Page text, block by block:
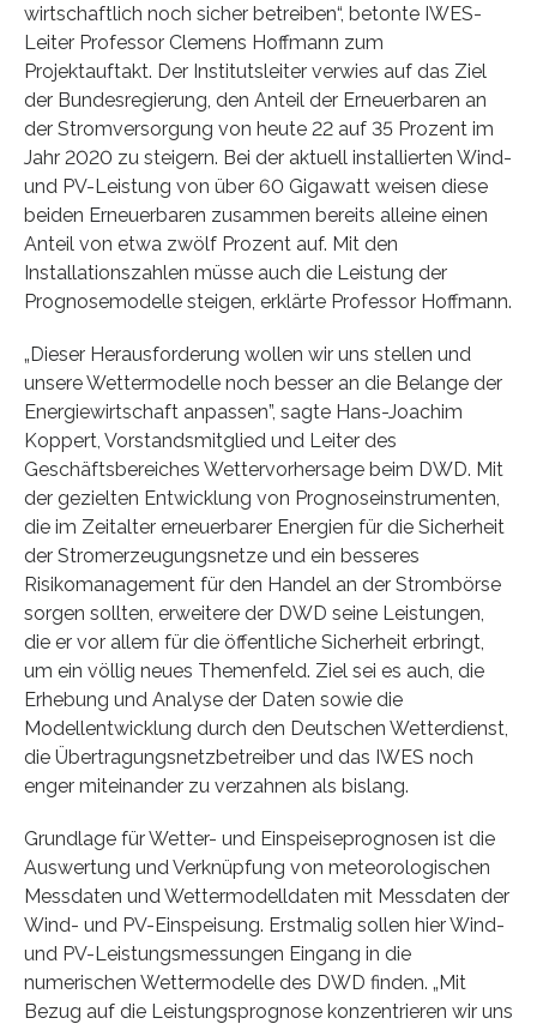
wirtschaftlich noch sicher betreiben“, betonte IWES-
Leiter Professor Clemens Hoffmann zum
Projektauftakt. Der Institutsleiter verwies auf das Ziel
der Bundesregierung, den Anteil der Erneuerbaren an
der Stromversorgung von heute 22 auf 35 Prozent im
Jahr 2020 zu steigern. Bei der aktuell installierten Wind-
und PV-Leistung von über 60 Gigawatt weisen diese
beiden Erneuerbaren zusammen bereits alleine einen
Anteil von etwa zwölf Prozent auf. Mit den
Installationszahlen müsse auch die Leistung der
Prognosemodelle steigen, erklärte Professor Hoffmann.
„Dieser Herausforderung wollen wir uns stellen und
unsere Wettermodelle noch besser an die Belange der
Energiewirtschaft anpassen”, sagte Hans-Joachim
Koppert, Vorstandsmitglied und Leiter des
Geschäftsbereiches Wettervorhersage beim DWD. Mit
der gezielten Entwicklung von Prognoseinstrumenten,
die im Zeitalter erneuerbarer Energien für die Sicherheit
der Stromerzeugungsnetze und ein besseres
Risikomanagement für den Handel an der Strombörse
sorgen sollten, erweitere der DWD seine Leistungen,
die er vor allem für die öffentliche Sicherheit erbringt,
um ein völlig neues Themenfeld. Ziel sei es auch, die
Erhebung und Analyse der Daten sowie die
Modellentwicklung durch den Deutschen Wetterdienst,
die Übertragungsnetzbetreiber und das IWES noch
enger miteinander zu verzahnen als bislang.
Grundlage für Wetter- und Einspeiseprognosen ist die
Auswertung und Verknüpfung von meteorologischen
Messdaten und Wettermodelldaten mit Messdaten der
Wind- und PV-Einspeisung. Erstmalig sollen hier Wind-
und PV-Leistungsmessungen Eingang in die
numerischen Wettermodelle des DWD finden. „Mit
Bezug auf die Leistungsprognose konzentrieren wir uns